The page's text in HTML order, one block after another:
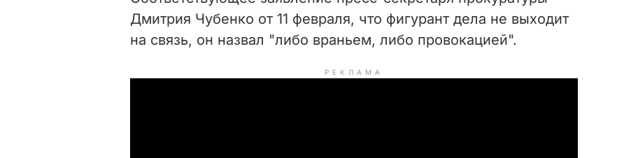
Дмитрия Чубенко от 11 февраля, что фигурант дела не выходит
на связь, он назвал "либо враньем, либо провокацией".
РЕКЛАМА